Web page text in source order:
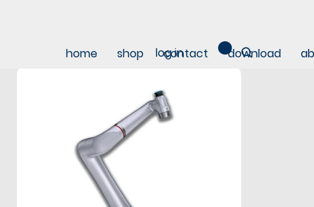
home shop contact download
log in